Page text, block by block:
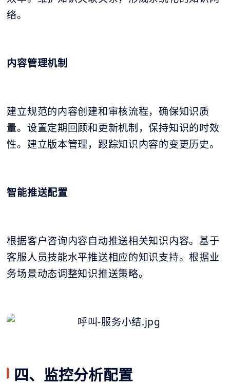
络。
内容管理机制
建立规范的内容创建和审核流程，确保知识质
量。设置定期回顾和更新机制，保持知识的时效
性。建立版本管理，跟踪知识内容的变更历史。
智能推送配置
根据客户咨询内容自动推送相关知识内容。基于
客服人员技能水平推送相应的知识支持。根据业
务场景动态调整知识推送策略。
四、监控分析配置